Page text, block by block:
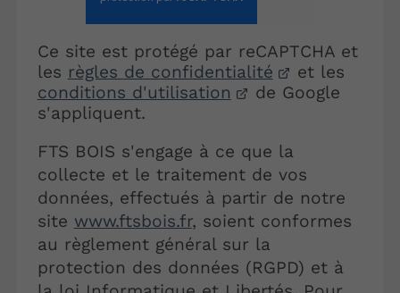
Ce site est protégé par reCAPTCHA et
les règles de confidentialité
et les
conditions d'utilisation
de Google
s'appliquent.
FTS BOIS s'engage à ce que la
collecte et le traitement de vos
données, effectués à partir de notre
site www.ftsbois.fr, soient conformes
au règlement général sur la
protection des données (RGPD) et à